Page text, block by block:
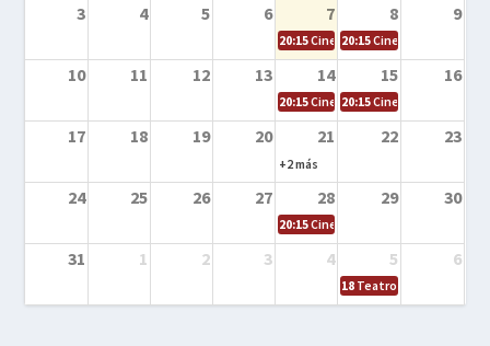
3 4 5 6 7 8 9
20:15Cine en la calle – El niño y la
20:15Cine en la calle –
10 11 12 13 14 15 16
20:15Cine en la calle – Tortugas
20:15Cine en la calle –
17 18 19 20 21 22 23
+2 más
24 25 26 27 28 29 30
20:15Cine en el calle – Tintín y el
31 1 2 3 4 5 6
18 Teatro – Tres